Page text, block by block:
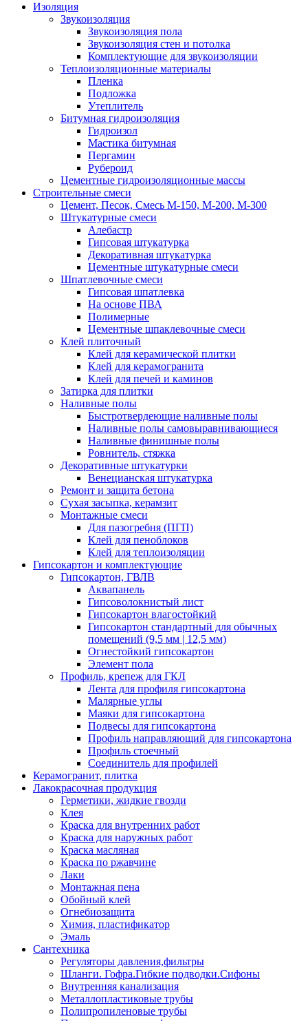
Изоляция
Звукоизоляция
Звукоизоляция пола
Звукоизоляция стен и потолка
Комплектующие для звукоизоляции
Теплоизоляционные материалы
Пленка
Подложка
Утеплитель
Битумная гидроизоляция
Гидроизол
Мастика битумная
Пергамин
Рубероид
Цементные гидроизоляционные массы
Строительные смеси
Цемент, Песок, Смесь М-150, М-200, М-300
Штукатурные смеси
Алебастр
Гипсовая штукатурка
Декоративная штукатурка
Цементные штукатурные смеси
Шпатлевочные смеси
Гипсовая шпатлевка
На основе ПВА
Полимерные
Цементные шпаклевочные смеси
Клей плиточный
Клей для керамической плитки
Клей для керамогранита
Клей для печей и каминов
Затирка для плитки
Наливные полы
Быстротвердеющие наливные полы
Наливные полы самовыравнивающиеся
Наливные финишные полы
Ровнитель, стяжка
Декоративные штукатурки
Венецианская штукатурка
Ремонт и защита бетона
Сухая засыпка, керамзит
Монтажные смеси
Для пазогребня (ПГП)
Клей для пеноблоков
Клей для теплоизоляции
Гипсокартон и комплектующие
Гипсокартон, ГВЛВ
Аквапанель
Гипсоволокнистый лист
Гипсокартон влагостойкий
Гипсокартон стандартный для обычных
помещений (9,5 мм | 12,5 мм)
Огнестойкий гипсокартон
Элемент пола
Профиль, крепеж для ГКЛ
Лента для профиля гипсокартона
Малярные углы
Маяки для гипсокартона
Подвесы для гипсокартона
Профиль направляющий для гипсокартона
Профиль стоечный
Соединитель для профилей
Керамогранит, плитка
Лакокрасочная продукция
Герметики, жидкие гвозди
Клея
Краска для внутренних работ
Краска для наружных работ
Краска масляная
Краска по ржавчине
Лаки
Монтажная пена
Обойный клей
Огнебиозащита
Химия, пластификатор
Эмаль
Сантехника
Регуляторы давления,фильтры
Шланги. Гофра.Гибкие подводки.Сифоны
Внутренняя канализация
Металлопластиковые трубы
Полипропиленовые трубы